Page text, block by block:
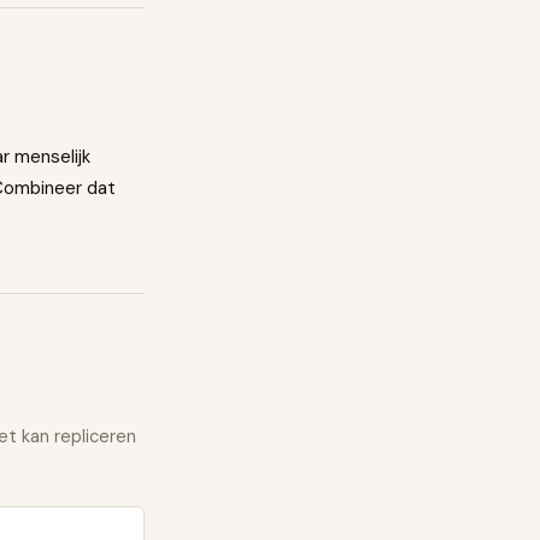
menselijk
dat
kan repliceren